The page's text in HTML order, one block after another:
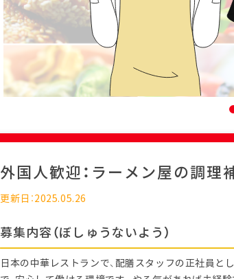
外国人歓迎：ラーメン屋の調理
更新日：2025.05.26
募集内容（ぼしゅうないよう）
日本の中華レストランで、配膳スタッフの正社員